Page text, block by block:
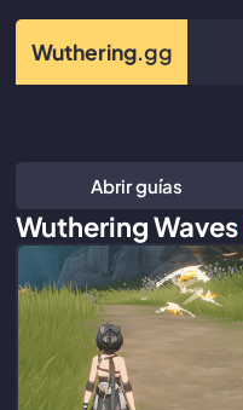
Wuthering.gg
Abrir guías
Wuthering Waves